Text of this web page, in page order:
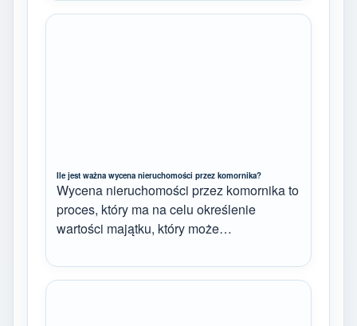
Ile jest ważna wycena nieruchomości przez komornika?
Wycena nieruchomości przez komornika to
proces, który ma na celu określenie
wartości majątku, który może…